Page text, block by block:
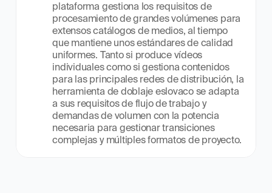
plataforma gestiona los requisitos de
procesamiento de grandes volúmenes para
extensos catálogos de medios, al tiempo
que mantiene unos estándares de calidad
uniformes. Tanto si produce vídeos
individuales como si gestiona contenidos
para las principales redes de distribución, la
herramienta de doblaje eslovaco se adapta
a sus requisitos de flujo de trabajo y
demandas de volumen con la potencia
necesaria para gestionar transiciones
complejas y múltiples formatos de proyecto.